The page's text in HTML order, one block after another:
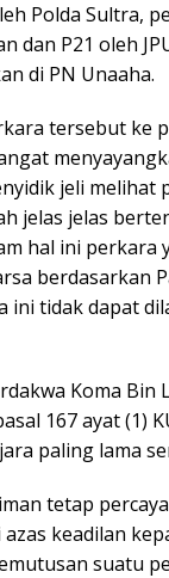
Polda Sultra,
dan P21 oleh
di PN Unaaha.
tersebut ke
jeli melihat
jelas jelas
hal ini perkara
berdasarkan
ini tidak dapat
Koma Bin
167 ayat (1)
paling lama
tetap
keadilan
suatu